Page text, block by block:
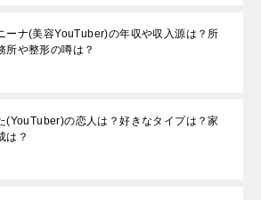
ーナ(美容YouTuber)の年収や収入源は？所
所や整形の噂は？
(YouTuber)の恋人は？好きなタイプは？家
は？